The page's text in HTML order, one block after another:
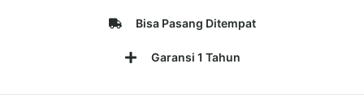
Bisa Pasang Ditempat
Garansi 1 Tahun